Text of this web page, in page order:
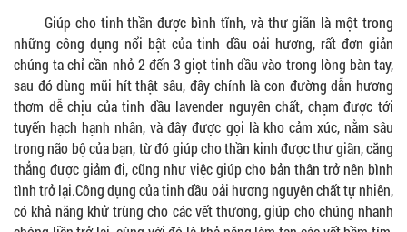
Giúp cho tinh thần được bình tĩnh, và thư giãn là một trong
những công dụng nổi bật của tinh dầu oải hương, rất đơn giản
chúng ta chỉ cần nhỏ 2 đến 3 giọt tinh dầu vào trong lòng bàn tay,
sau đó dùng mũi hít thật sâu, đây chính là con đường dẫn hương
thơm dễ chịu của tinh dầu lavender nguyên chất, chạm được tới
tuyến hạch hạnh nhân, và đây được gọi là kho cảm xúc, nằm sâu
trong não bộ của bạn, từ đó giúp cho thần kinh được thư giãn, căng
thẳng được giảm đi, cũng như việc giúp cho bản thân trở nên bình
tình trở lại.Công dụng của tinh dầu oải hương nguyên chất tự nhiên,
có khả năng khử trùng cho các vết thương, giúp cho chúng nhanh